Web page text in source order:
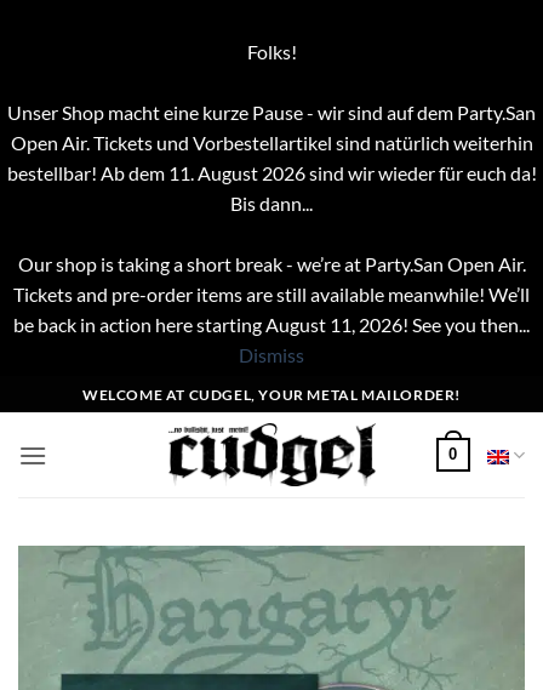
Folks!
Unser Shop macht eine kurze Pause - wir sind auf dem Party.San
Open Air. Tickets und Vorbestellartikel sind natürlich weiterhin
bestellbar! Ab dem 11. August 2026 sind wir wieder für euch da!
Bis dann...
Our shop is taking a short break - we’re at Party.San Open Air.
Tickets and pre-order items are still available meanwhile! We’ll
be back in action here starting August 11, 2026! See you then...
Dismiss
to
content
WELCOME AT CUDGEL, YOUR METAL MAILORDER!
0